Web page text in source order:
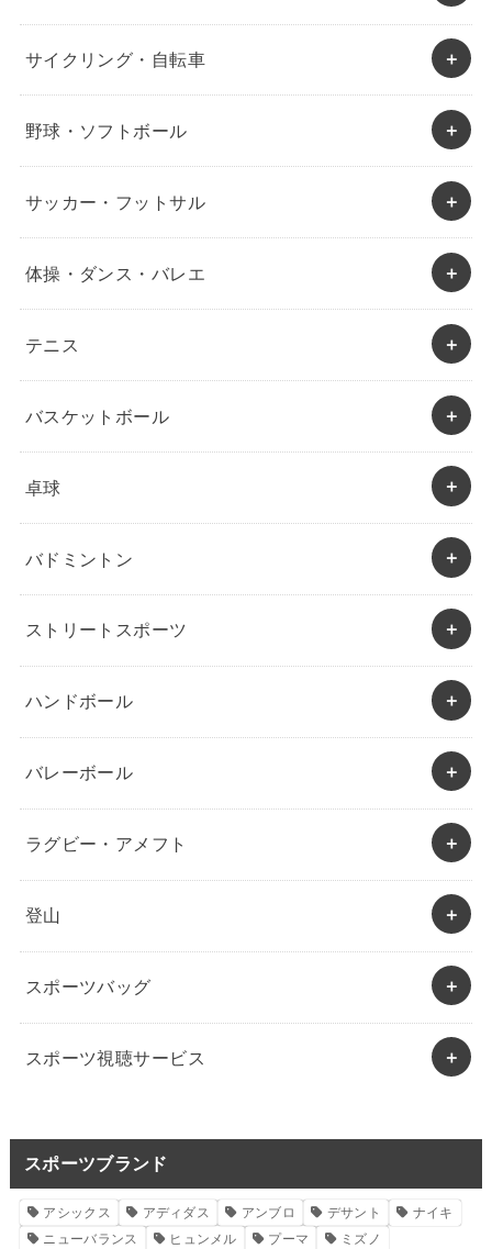
サイクリング・自転車
野球・ソフトボール
サッカー・フットサル
体操・ダンス・バレエ
テニス
バスケットボール
卓球
バドミントン
ストリートスポーツ
ハンドボール
バレーボール
ラグビー・アメフト
登山
スポーツバッグ
スポーツ視聴サービス
スポーツブランド
アシックス アディダス アンブロ デサント
ナイキ
ニューバランス
ヒュンメル プーマ
ミズノ